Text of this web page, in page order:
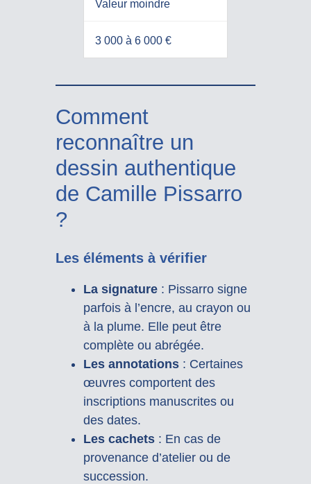
Valeur moindre
3 000 à 6 000 €
Comment
reconnaître un
dessin authentique
de Camille Pissarro
?
Les éléments à vérifier
La signature: Pissarro signe
parfois à l’encre, au crayon ou
à la plume. Elle peut être
complète ou abrégée.
Les annotations: Certaines
œuvres comportent des
inscriptions manuscrites ou
des dates.
Les cachets: En cas de
provenance d’atelier ou de
succession.